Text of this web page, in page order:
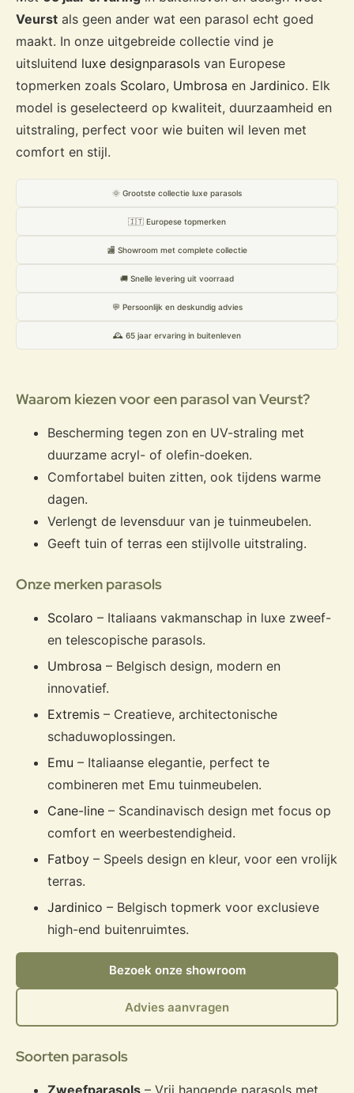
Veurst als geen ander wat een parasol echt goed
maakt. In onze uitgebreide collectie vind je
uitsluitend luxe designparasols van Europese
topmerken zoals Scolaro, Umbrosa en Jardinico. Elk
model is geselecteerd op kwaliteit, duurzaamheid en
uitstraling, perfect voor wie buiten wil leven met
comfort en stijl.
🌞 Grootste collectie luxe parasols
🇮🇹 Europese topmerken
🏬 Showroom met complete collectie
🚚 Snelle levering uit voorraad
💬 Persoonlijk en deskundig advies
🕰️ 65 jaar ervaring in buitenleven
Waarom kiezen voor een parasol van Veurst?
Bescherming tegen zon en UV-straling met
duurzame acryl- of olefin-doeken.
Comfortabel buiten zitten, ook tijdens warme
dagen.
Verlengt de levensduur van je tuinmeubelen.
Geeft tuin of terras een stijlvolle uitstraling.
Onze merken parasols
Scolaro – Italiaans vakmanschap in luxe zweef-
en telescopische parasols.
Umbrosa – Belgisch design, modern en
innovatief.
Extremis – Creatieve, architectonische
schaduwoplossingen.
Emu – Italiaanse elegantie, perfect te
combineren met Emu tuinmeubelen.
Cane-line – Scandinavisch design met focus op
comfort en weerbestendigheid.
Fatboy – Speels design en kleur, voor een vrolijk
terras.
Jardinico – Belgisch topmerk voor exclusieve
high-end buitenruimtes.
Bezoek onze showroom
Advies aanvragen
Soorten parasols